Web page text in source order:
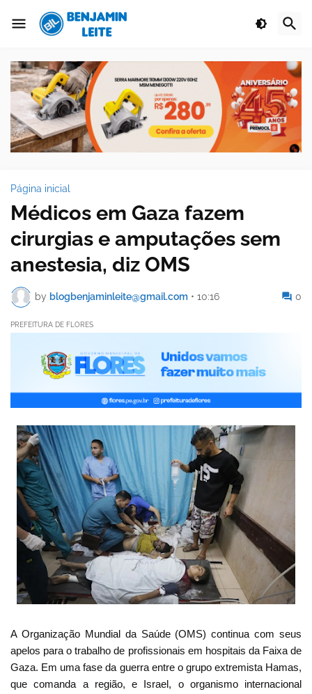
Página inicial
Médicos em Gaza fazem
cirurgias e amputações sem
anestesia, diz OMS
by blogbenjaminleite@gmail.com • 10:16 0
PREFEITURA DE FLORES
A Organização Mundial da Saúde (OMS) continua com seus
apelos para o trabalho de profissionais em hospitais da Faixa de
Gaza. Em uma fase da guerra entre o grupo extremista Hamas,
que comanda a região, e Israel, o organismo internacional